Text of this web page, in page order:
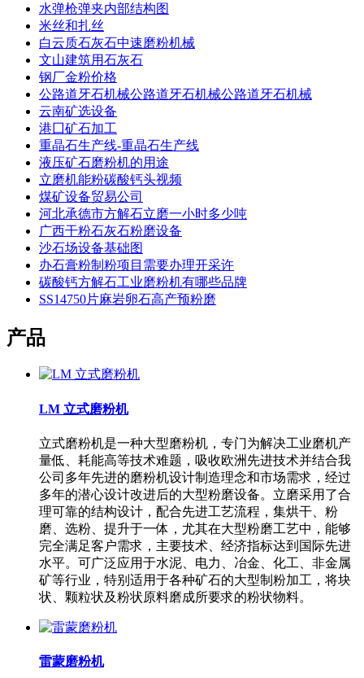
水弹枪弹夹内部结构图
米丝和扎丝
白云质石灰石中速磨粉机械
文山建筑用石灰石
钢厂金粉价格
公路道牙石机械公路道牙石机械公路道牙石机械
云南矿选设备
港囗矿石加工
重晶石生产线-重晶石生产线
液压矿石磨粉机的用途
立磨机能粉碳酸钙头视频
煤矿设备贸易公司
河北承德市方解石立磨一小时多少吨
广西干粉石灰石粉磨设备
沙石场设备基础图
办石膏粉制粉项目需要办理开采许
碳酸钙方解石工业磨粉机有哪些品牌
SS14750片麻岩卵石高产预粉磨
产品
LM 立式磨粉机
立式磨粉机是一种大型磨粉机，专门为解决工业磨机产
量低、耗能高等技术难题，吸收欧洲先进技术并结合我
公司多年先进的磨粉机设计制造理念和市场需求，经过
多年的潜心设计改进后的大型粉磨设备。立磨采用了合
理可靠的结构设计，配合先进工艺流程，集烘干、粉
磨、选粉、提升于一体，尤其在大型粉磨工艺中，能够
完全满足客户需求，主要技术、经济指标达到国际先进
水平。可广泛应用于水泥、电力、冶金、化工、非金属
矿等行业，特别适用于各种矿石的大型制粉加工，将块
状、颗粒状及粉状原料磨成所要求的粉状物料。
雷蒙磨粉机